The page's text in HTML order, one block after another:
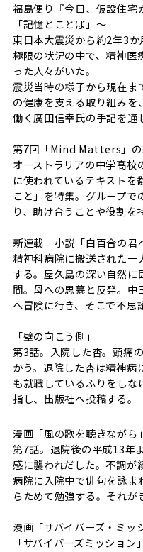
福島便り『今日、仮設住
「記憶とことば」～
東日本大震災から約2年3
極限の状況の中で、精神医
った人々がいた。
震災当時の様子から現在ま
の健康を支える取り組みを
働く廣田信幸氏の手記を通
第7回「Mind Matters」
オーストラリアの中学高校
に使われているテキストを
こと」を特集。グループ
り、助け合うことや役割を
新連載 小説「白百合の君
精神科病院に搬送された
する。屋久島の深い自然
間。母への思慕と反発。
へ冒険に行き、そこで不思
「壁の向こう側」
第3話。入院した杏。頭痛
かう。退院した杏は精神病
も就職しているふりをしな
指し、出版社へ投稿する。
漫画「風の歌を聴きながら」
第7話。退院後の平成13年
感に襲われだした。不調が
病院に入院中で俳句を詠ま
らためて勉強する。それが
漫画「サバイバーズ・ミッ
「サバイバーズミッショ